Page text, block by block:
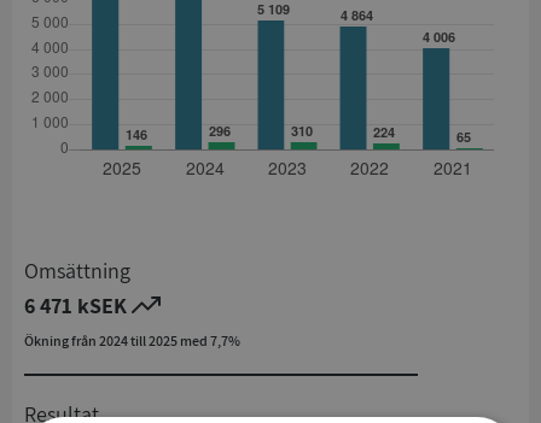
Omsättning
6 471 kSEK
Ökning från 2024 till 2025 med 7,7%
Resultat